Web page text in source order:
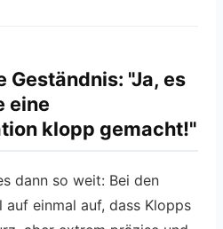
Geständnis: "Ja, es
eine
klopp gemacht!"
dann so weit: Bei den
auf einmal auf, dass Klopps